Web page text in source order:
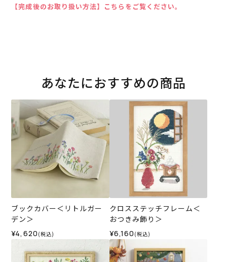
【完成後のお取り扱い方法】こちらをご覧ください。
あなたにおすすめの商品
ブックカバー＜リトルガー
デン＞
¥4,620 (税込)
クロスステッチフレーム＜
おつきみ飾り＞
¥6,160 (税込)